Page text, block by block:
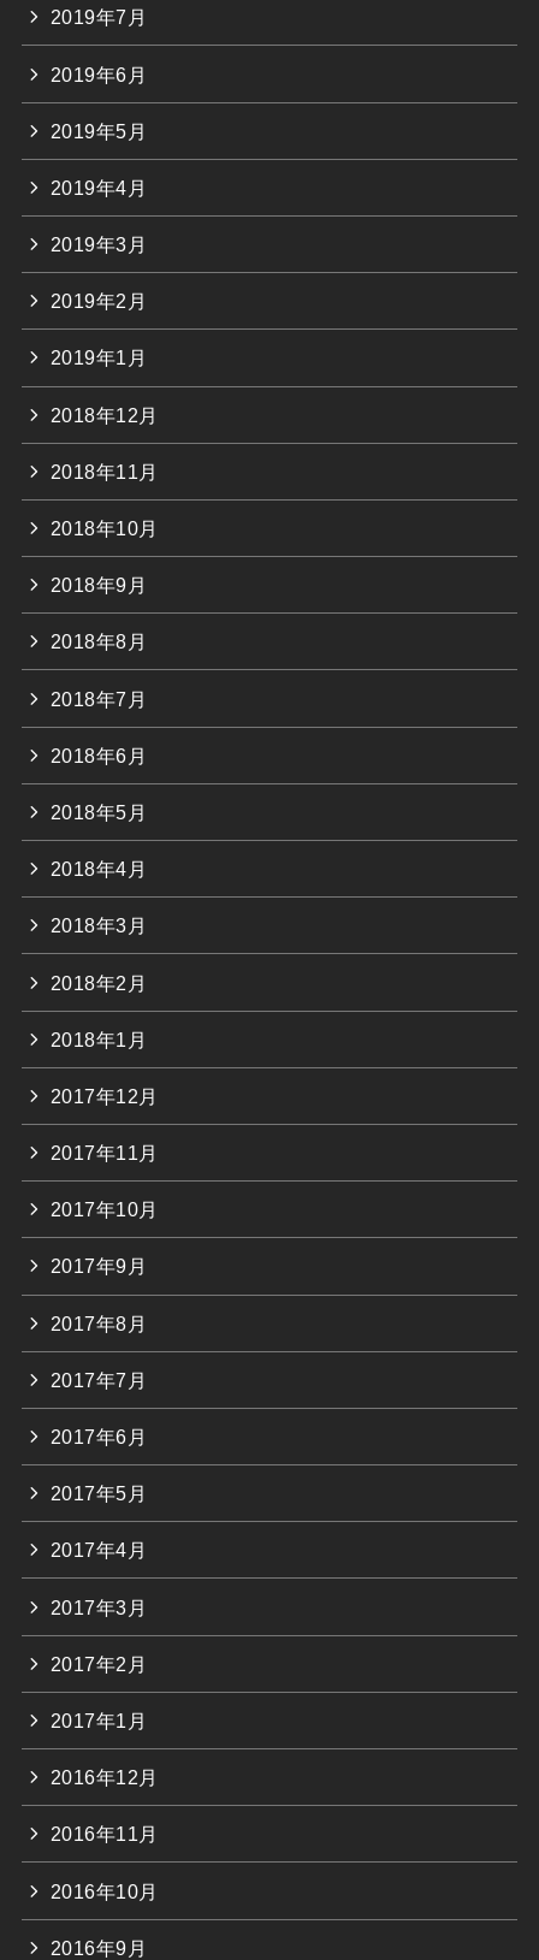
2019年7月
2019年6月
2019年5月
2019年4月
2019年3月
2019年2月
2019年1月
2018年12月
2018年11月
2018年10月
2018年9月
2018年8月
2018年7月
2018年6月
2018年5月
2018年4月
2018年3月
2018年2月
2018年1月
2017年12月
2017年11月
2017年10月
2017年9月
2017年8月
2017年7月
2017年6月
2017年5月
2017年4月
2017年3月
2017年2月
2017年1月
2016年12月
2016年11月
2016年10月
2016年9月